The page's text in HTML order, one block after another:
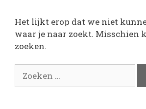
Het lijkt erop dat we niet
waar je naar zoekt. Misschien
zoeken.
naar: